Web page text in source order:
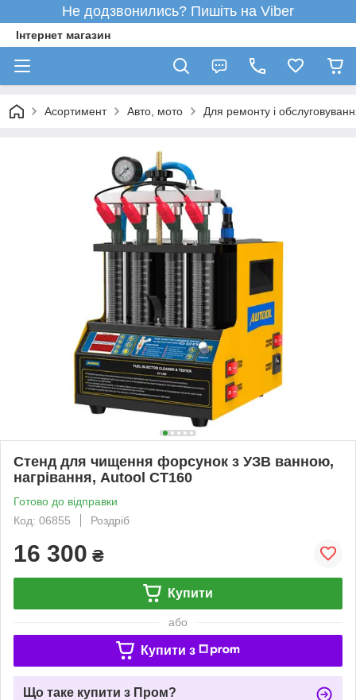
Не додзвонились? Пишіть на Viber
Інтернет магазин
Асортимент Авто, мото Для ремонту і
Стенд для чищення форсунок з УЗВ ванною,
нагрівання, Autool CT160
Готово до відправки
Код: 06855
Роздріб
16 300 ₴
Купити
або
Купити з
Що таке купити з Пром?